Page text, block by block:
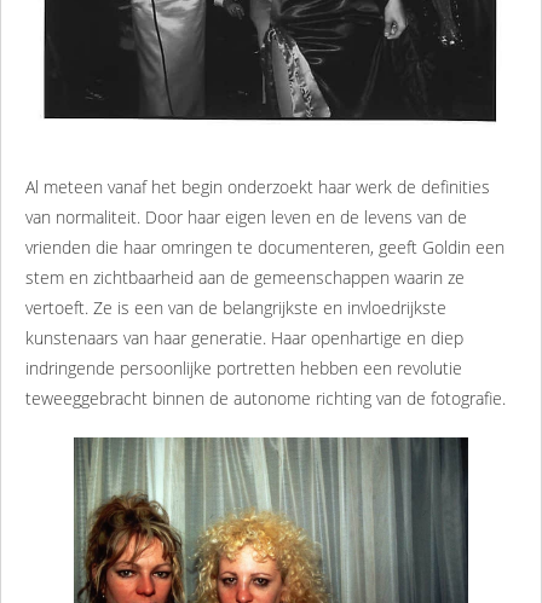
Al meteen vanaf het begin onderzoekt haar werk de definities
van normaliteit. Door haar eigen leven en de levens van de
vrienden die haar omringen te documenteren, geeft Goldin een
stem en zichtbaarheid aan de gemeenschappen waarin ze
vertoeft. Ze is een van de belangrijkste en invloedrijkste
kunstenaars van haar generatie. Haar openhartige en diep
indringende persoonlijke portretten hebben een revolutie
teweeggebracht binnen de autonome richting van de fotografie.